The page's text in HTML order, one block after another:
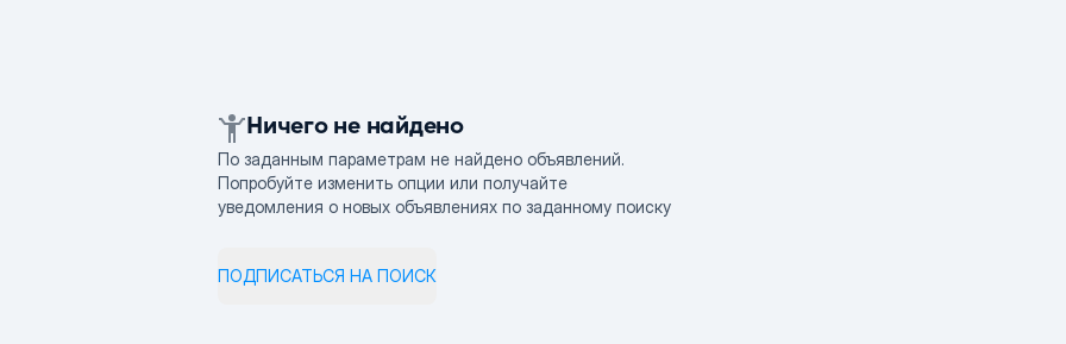
Ничего не найдено
По заданным параметрам не найдено объявлений.
Попробуйте изменить опции или получайте
уведомления о новых объявлениях по заданному поиску
ПОДПИСАТЬСЯ НА ПОИСК